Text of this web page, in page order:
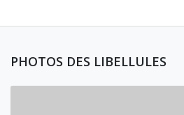
PHOTOS DES LIBELLULES